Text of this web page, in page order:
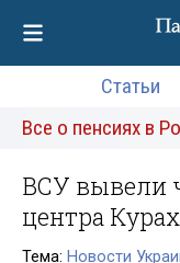
Статьи
Все о пенсиях в
ВСУ вывели
центра
Тема: Новости